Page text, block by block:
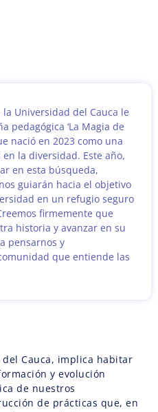
Universidad del Cauca le
pedagógica ‘La Magia de
nació en 2023 como una
la diversidad. Este año,
en esta búsqueda,
guiarán hacia el objetivo
en un refugio seguro
firmemente que
historia y avanzar en su
pensarnos y
que entiende las
Cauca, implica habitar
y evolución
de nuestros
de prácticas que, en